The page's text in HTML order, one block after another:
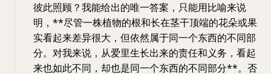
彼此照顾？我能给出的唯一答案，只能用比喻来说
明，**尽管一株植物的根和长在茎干顶端的花朵或果
实看起来差异很大，但依然属于同一个东西的不同部
分。对我来说，从爱里生长出来的责任和义务，看起
来也如此不同，却也是同一个东西的不同部分**。否